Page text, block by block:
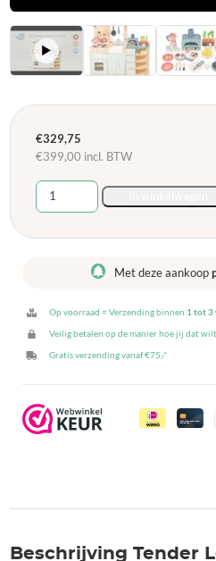
▶
€329,75
€399,00 incl. BTW
Tender
Leaf
Keuken
Met deze aankoop
Op voorraad = Verzending binnen 1 tot 3
Veilig betalen op de manier hoe jij dat wilt
Gratis verzending vanaf €75,-*
Beschrijving Tender